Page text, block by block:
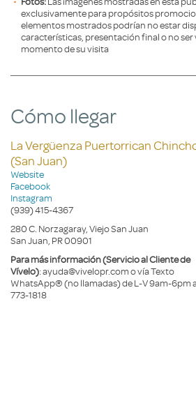
exclusivamente para propósitos
elementos mostrados podrían no estar
características, presentación final o no ser
momento de su visita
Cómo llegar
La Vergüenza Puertorrican
(San Juan)
Website
Facebook
Instagram
(939) 415-4367
280 C. Norzagaray, Viejo San Juan
San Juan, PR 00901
Para más información (Servicio al Cliente de
Vívelo): ayuda@vivelopr.com o vía Texto
WhatsApp® (no llamadas) de L-V 9am-6pm
773-1818